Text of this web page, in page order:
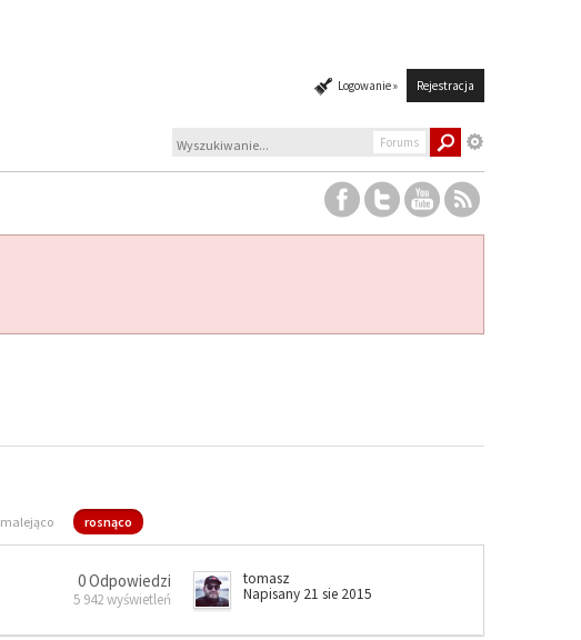
Logowanie » Rejestracja
Forums
malejąco rosnąco
0 Odpowiedzi
5 942 wyświetleń
tomasz
Napisany 21 sie 2015